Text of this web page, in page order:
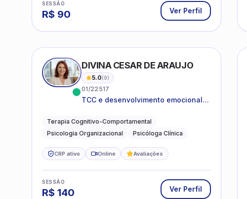
SESSÃO
R$ 90 Ver Perfil
DIVINA CESAR DE ARAUJO
5.0(9)
01/22517
TCC e desenvolvimento emocional
Terapia Cognitivo-Comportamental
Psicologia Organizacional
Psicóloga Clínica
CRP ativo Online Avaliações
SESSÃO
R$ 140 Ver Perfil